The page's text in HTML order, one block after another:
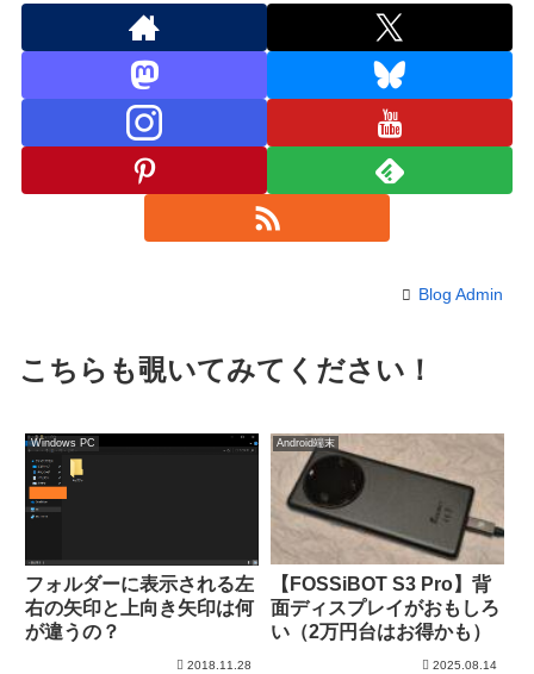
Blog Admin
こちらも覗いてみてください！
Windows PC
フォルダーに表示される左
右の矢印と上向き矢印は何
が違うの？
2018.11.28
Android端末
【FOSSiBOT S3 Pro】背
面ディスプレイがおもしろ
い（2万円台はお得かも）
2025.08.14